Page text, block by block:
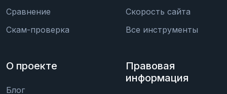
Сравнение
Скам-проверка
Скорость сайта
Все инструменты
О проекте
Блог
Правовая
информация